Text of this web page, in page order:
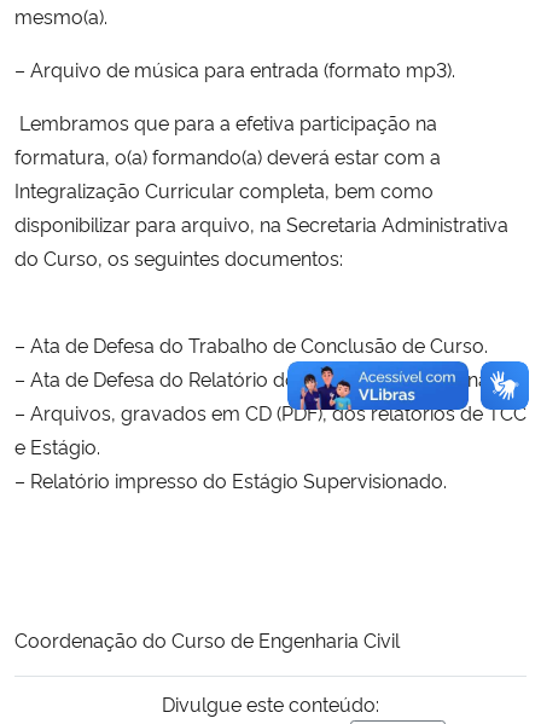
mesmo(a).
– Arquivo de música para entrada (formato mp3).
Lembramos que para a efetiva participação na
formatura, o(a) formando(a) deverá estar com a
Integralização Curricular completa, bem como
disponibilizar para arquivo, na Secretaria Administrativa
do Curso, os seguintes documentos:
– Ata de Defesa do Trabalho de Conclusão de Curso.
– Ata de Defesa do Relatório do Estágio Supervisionado.
– Arquivos, gravados em CD (PDF), dos relatórios de TCC
e Estágio.
– Relatório impresso do Estágio Supervisionado.
Coordenação do Curso de Engenharia Civil
Divulgue este conteúdo: